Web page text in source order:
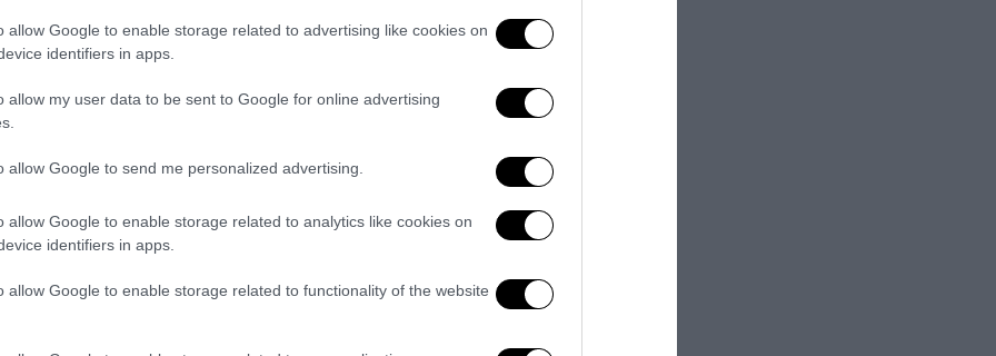
allow Google to enable storage related to advertising like cookies on
identifiers in apps.
allow my user data to be sent to Google for online advertising
allow Google to send me personalized advertising.
allow Google to enable storage related to analytics like cookies on
identifiers in apps.
allow Google to enable storage related to functionality of the website
(ed in realtà all’inizio)
e dotarsi contestualmente di un
di ampio respiro volta in particolare alla Russia, al Mediterraneo ed all’Africa
tornare necessariamente a svolgere un ruolo di primo piano. Certamente, la
che seguirà potrebbe esporre il Paese a ritorsioni interne ed esterne da parte
questo si rivelerà probabilmente necessaria un’opera di attenta selezione dei
giudiziari. Nel lungo periodo, una nuova Europa potrebbe sorgere dalle ceneri di
e sulla base della riscoperta dei valori di Vestfalia, non di strani feticci monetari o